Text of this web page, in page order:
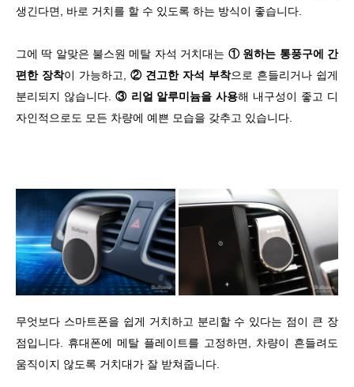
생긴다면, 바로 거치를 할 수 있도록 하는 방식이 좋습니다.
그에 딱 알맞은 불스원 메탈 자석 거치대는 ① 원하는 통풍구에 간
편한 장착이 가능하고, ② 견고한 자석 부착으로 흔들리거나 쉽게
분리되지 않습니다. ③ 리얼 알루미늄을 사용해 내구성이 좋고 디
자인적으로도 모든 차량에 예쁜 모습을 갖추고 있습니다.
무엇보다 스마트폰을 쉽게 거치하고 분리할 수 있다는 점이 큰 장
점입니다. 휴대폰에 메탈 플레이트를 고정하면, 차량이 흔들려도
움직이지 않도록 거치대가 잘 받쳐줍니다.